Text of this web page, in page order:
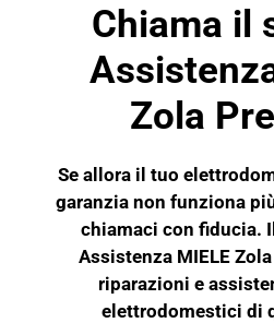
Chiama il
Zola
Se allora il tuo
garanzia non funziona
chiamaci con fiducia.
Assistenza MIELE
riparazioni e
elettrodomestici di